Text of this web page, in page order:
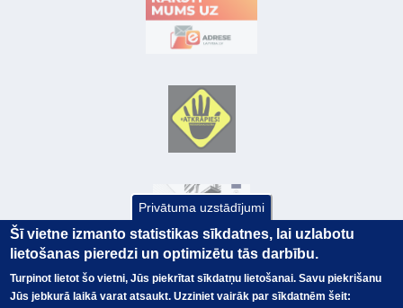
© Valsts kase 2017 EK GRĀMATVEDĪBAS KURSS
Privātuma uzstādījumi
Šī vietne izmanto statistikas sīkdatnes, lai uzlabotu
lietošanas pieredzi un optimizētu tās darbību.
Turpinot lietot šo vietni, Jūs piekrītat sīkdatņu lietošanai. Savu piekrišanu
Jūs jebkurā laikā varat atsaukt. Uzziniet vairāk par sīkdatnēm šeit: